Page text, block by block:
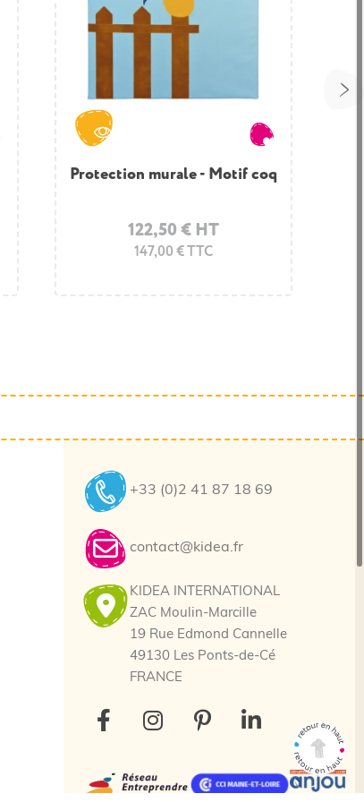
Protection murale - Motif coq
122,50 € HT
147,00 € TTC
Tapis muraux - Espace
445,00 € HT
+33 (0)2 41 87 18 69
contact@kidea.fr
KIDEA INTERNATIONAL
ZAC Moulin-Marcille
19 Rue Edmond Cannelle
49130 Les Ponts-de-Cé
FRANCE